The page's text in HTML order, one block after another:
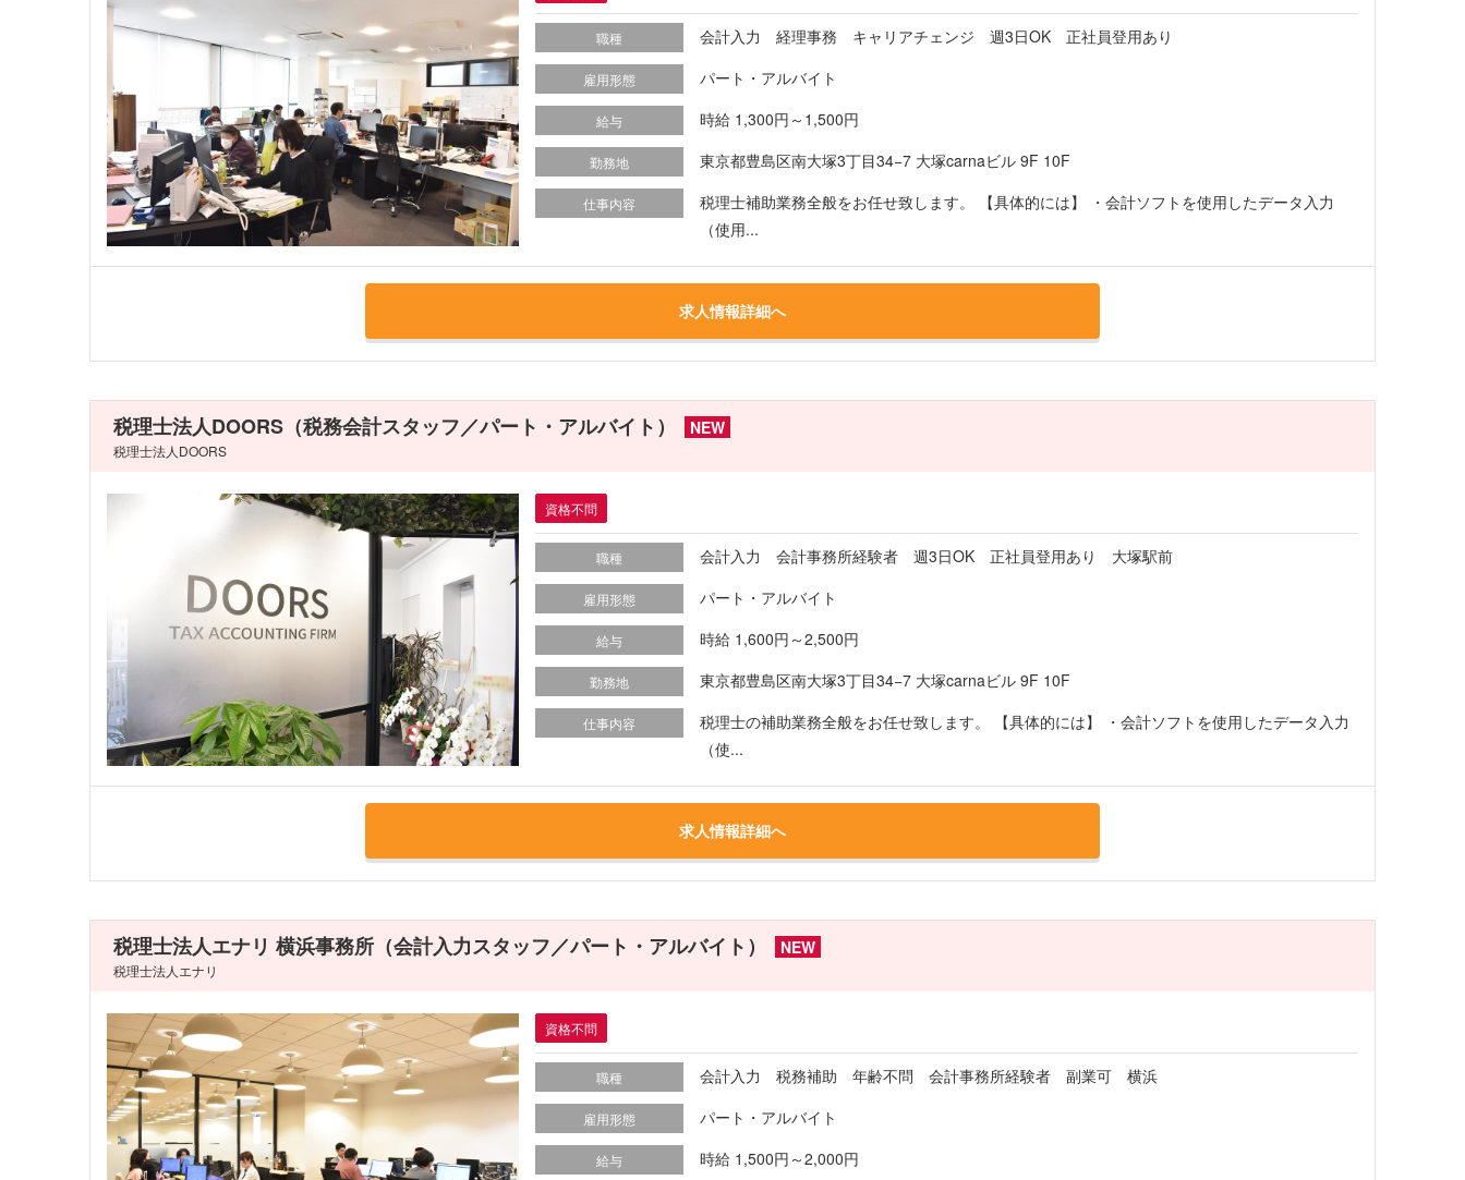
職種 会計入力 経理事務 キャリアチェンジ 週3日OK 正社員登用あり
雇用形態 パート・アルバイト
給与 時給 1,300円～1,500円
勤務地 東京都豊島区南大塚3丁目34−7 大塚carnaビル 9F 10F
仕事内容
税理士補助業務全般をお任せ致します。 【具体的には】 ・会計ソフトを使用したデータ入力
（使用...
求人情報詳細へ
税理士法人DOORS（税務会計スタッフ／パート・アルバイト） NEW
税理士法人DOORS
資格不問
職種 会計入力 会計事務所経験者 週3日OK 正社員登用あり 大塚駅前
雇用形態 パート・アルバイト
給与 時給 1,600円～2,500円
勤務地 東京都豊島区南大塚3丁目34−7 大塚carnaビル 9F 10F
仕事内容
税理士の補助業務全般をお任せ致します。 【具体的には】 ・会計ソフトを使用したデータ入力
（使...
求人情報詳細へ
税理士法人エナリ 横浜事務所（会計入力スタッフ／パート・アルバイト） NEW
税理士法人エナリ
資格不問
職種 会計入力 税務補助 年齢不問 会計事務所経験者 副業可 横浜
雇用形態 パート・アルバイト
給与 時給 1,500円～2,000円